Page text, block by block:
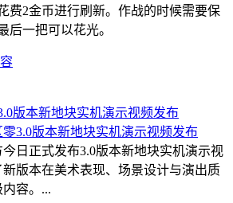
费2金币进行刷新。作战的时候需要保
后一把可以花光。
3.0版本新地块实机演示视频发布
今日正式发布3.0版本新地块实机演示视
版本在美术表现、场景设计与演出质
容。...